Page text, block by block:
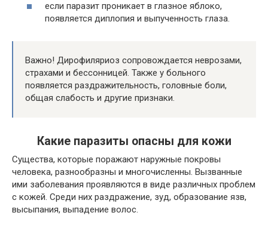
если паразит проникает в глазное яблоко,
появляется диплопия и выпученность глаза.
Важно! Дирофиляриоз сопровождается неврозами,
страхами и бессонницей. Также у больного
появляется раздражительность, головные боли,
общая слабость и другие признаки.
Какие паразиты опасны для кожи
Существа, которые поражают наружные покровы
человека, разнообразны и многочисленны. Вызванные
ими заболевания проявляются в виде различных проблем
с кожей. Среди них раздражение, зуд, образование язв,
высыпания, выпадение волос.